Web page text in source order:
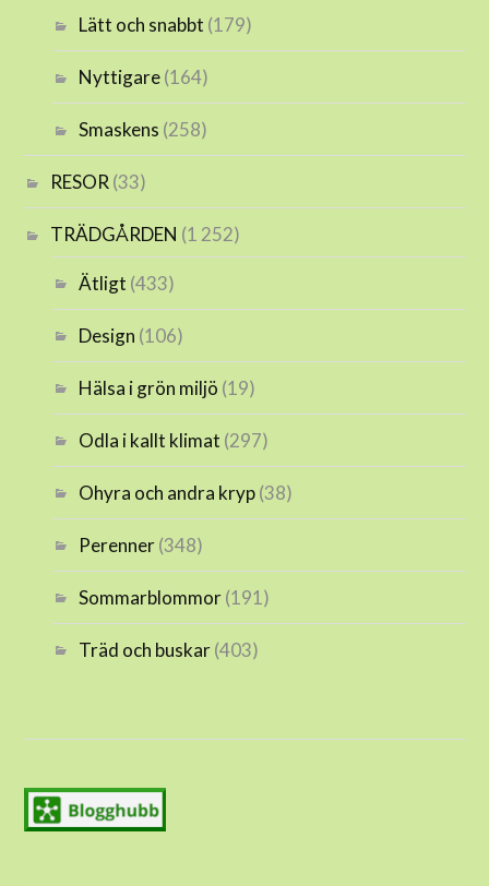
Lätt och snabbt (179)
Nyttigare(164)
Smaskens (258)
RESOR(33)
TRÄDGÅRDEN (1 252)
Ätligt (433)
Design (106)
Hälsa i grön miljö (19)
Odla i kallt klimat (297)
Ohyra och andra kryp(38)
Perenner(348)
Sommarblommor(191)
Träd och buskar(403)